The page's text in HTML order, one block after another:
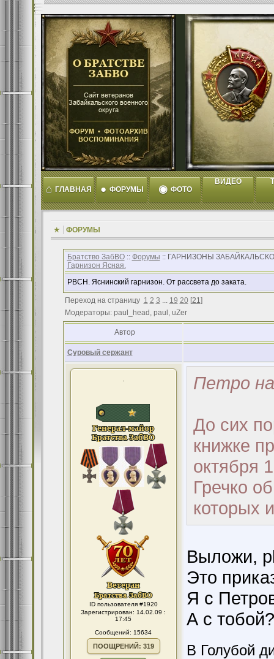
⌂ ГЛАВНАЯ ● ФОРУМЫ ◉ ФОТО
ВИДЕО
ФОРУМЫ
Братство ЗабВО:: Форумы :: ГАРНИЗОНЫ
Гарнизон Ясная.
РВСН. Яснинский гарнизон. От рассвета до заката.
Переход на страницу 1 2 3 ... 19 20 [21]
Модераторы: paul_head, paul, uZer
Автор
Суровый сержант
.
ID пользователя #1920
Зарегистрирован: 14.02.09 :
17:45
Сообщений: 15634
ПООЩРЕНИЙ: 319
Петро
До сих
книжке
октября
Гречко
которых
Выложи,
Это
Я с
А с тобой?
В Голубой